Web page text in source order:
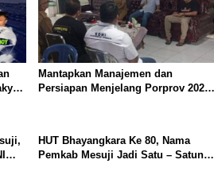
Mantapkan Manajemen dan
Persiapan Menjelang Porprov 2026,
HUT Bhayangkara Ke 80, Nama
Pemkab Mesuji Jadi Satu – Satunya